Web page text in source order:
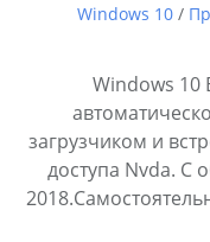
Windows 10/
Windows 10
загрузчиком и
доступа Nvda. С